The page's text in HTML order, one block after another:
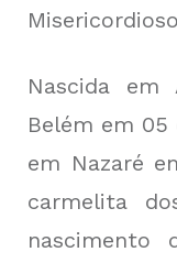
Nascida em
Belém em 05
em Nazaré
carmelita
nascimento